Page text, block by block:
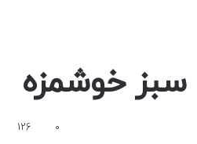
سبز خوشمزه
0
126